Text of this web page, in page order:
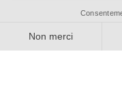
SE-Unsa est un